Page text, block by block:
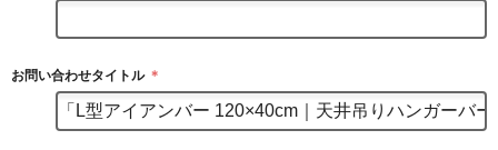
お問い合わせタイトル ＊